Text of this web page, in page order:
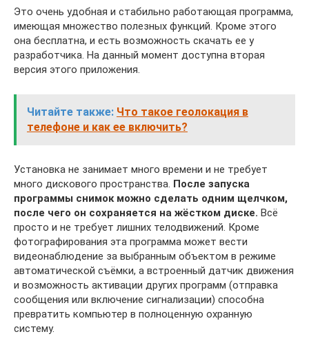
Это очень удобная и стабильно работающая программа,
имеющая множество полезных функций. Кроме этого
она бесплатна, и есть возможность скачать ее у
разработчика. На данный момент доступна вторая
версия этого приложения.
Читайте также: Что такое геолокация в
телефоне и как ее включить?
Установка не занимает много времени и не требует
много дискового пространства. После запуска
программы снимок можно сделать одним щелчком,
после чего он сохраняется на жёстком диске. Всё
просто и не требует лишних телодвижений. Кроме
фотографирования эта программа может вести
видеонаблюдение за выбранным объектом в режиме
автоматической съёмки, а встроенный датчик движения
и возможность активации других программ (отправка
сообщения или включение сигнализации) способна
превратить компьютер в полноценную охранную
систему.